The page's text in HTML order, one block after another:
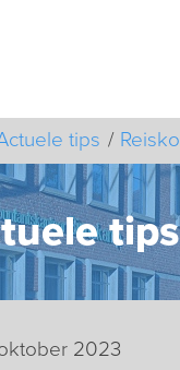
tips
tips
2023